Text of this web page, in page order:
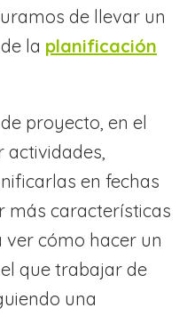
de llevar un
la planificación
proyecto, en el
actividades,
en fechas
más características
ver cómo hacer un
que trabajar de
una